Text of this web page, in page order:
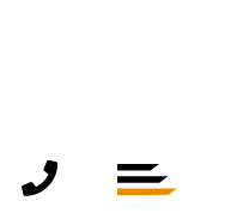
+49 9366